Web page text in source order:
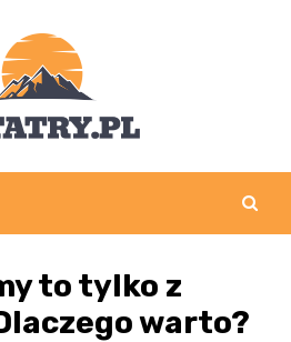
to tylko z
warto?